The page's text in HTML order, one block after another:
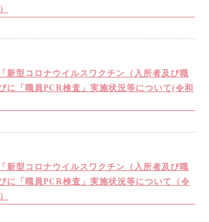
型コロナウイルスワクチン（入所者及び職
に「職員PCR検査」実施状況等について(令和
型コロナウイルスワクチン（入所者及び職
に「職員PCR検査」実施状況等について（令